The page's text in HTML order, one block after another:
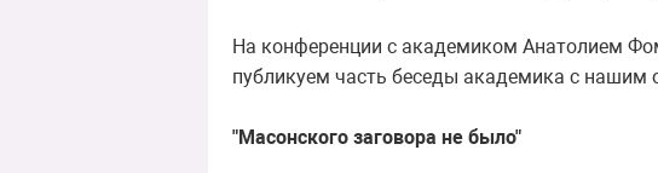
На конференции с академиком Анатолием
публикуем часть беседы академика с нашим
"Масонского заговора не было"